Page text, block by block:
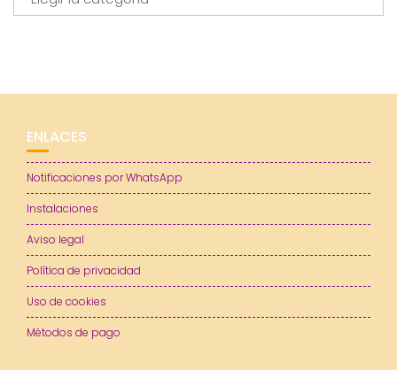
ENLACES
Notificaciones por WhatsApp
Instalaciones
Aviso legal
Política de privacidad
Uso de cookies
Métodos de pago